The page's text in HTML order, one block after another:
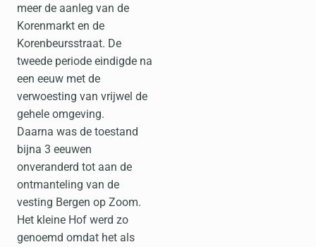
meer de aanleg van de
Korenmarkt en de
Korenbeursstraat. De
tweede periode eindigde na
een eeuw met de
verwoesting van vrijwel de
gehele omgeving.
Daarna was de toestand
bijna 3 eeuwen
onveranderd tot aan de
ontmanteling van de
vesting Bergen op Zoom.
Het kleine Hof werd zo
genoemd omdat het als